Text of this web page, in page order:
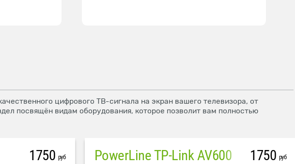
цифрового ТВ-сигнала на экран вашего телевизора, от
посвящён видам оборудования, которое позволит вам полностью
1750 руб PowerLine TP-Link AV600 1750 руб